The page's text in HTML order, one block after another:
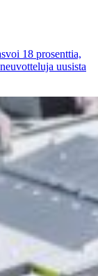
18 prosenttia,
uusista